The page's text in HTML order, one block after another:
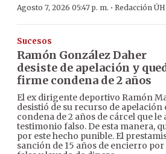
Agosto 7, 2026 05:47 p. m. · Redacción ÚH
Sucesos
Ramón González Daher
desiste de apelación y
firme condena de 2 años
El ex dirigente deportivo Ramón
desistió de su recurso de apelación
condena de 2 años de cárcel que
testimonio falso. De esta manera,
por este hecho punible. El
sanción de 15 años de encierro